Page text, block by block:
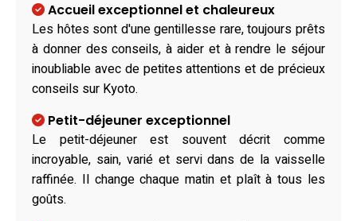
Accueil exceptionnel et chaleureux
Les hôtes sont d'une gentillesse rare, toujours prêts
à donner des conseils, à aider et à rendre le séjour
inoubliable avec de petites attentions et de précieux
conseils sur Kyoto.
Petit-déjeuner exceptionnel
Le petit-déjeuner est souvent décrit comme
incroyable, sain, varié et servi dans de la vaisselle
raffinée. Il change chaque matin et plaît à tous les
goûts.